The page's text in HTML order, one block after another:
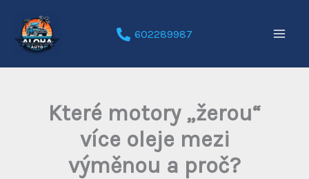
obsah
602289987
Které motory „žerou“
více oleje mezi
výměnou a proč?